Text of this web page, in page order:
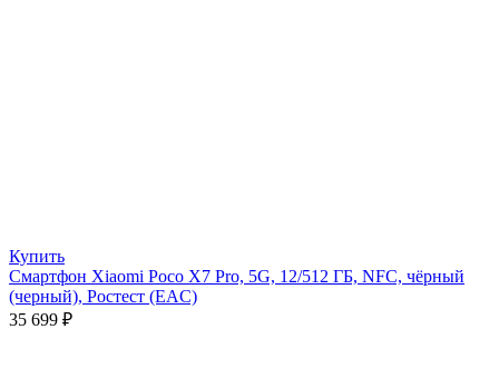
Купить
Смартфон Xiaomi Poco X7 Pro, 5G, 12/512 ГБ, NFC, чёрный
(черный), Ростест (EAC)
35 699 ₽